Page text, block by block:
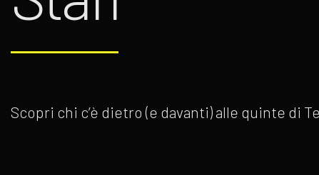
Scopri chi c’è dietro (e davanti) alle quinte di